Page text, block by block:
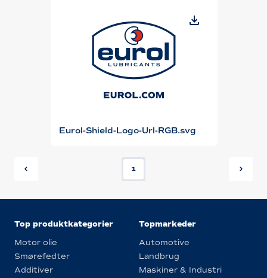
Eurol-Shield-Logo-Url-RGB.svg
1
Top produktkategorier
Motor olie
Smørefedter
Additiver
Topmarkeder
Automotive
Landbrug
Maskiner & Industri